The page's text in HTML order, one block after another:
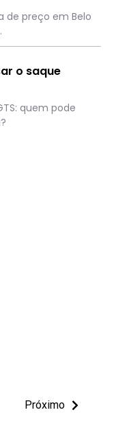
de preço em Belo
o saque
quem pode
Próximo